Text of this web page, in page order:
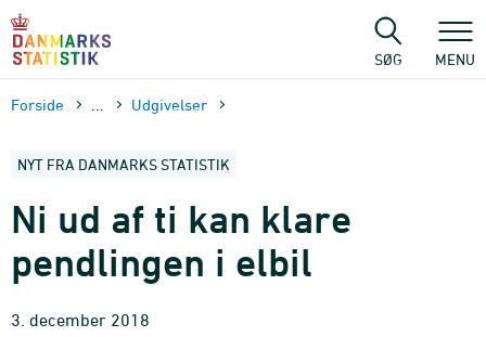
sidens
SØG MENU
Forside Udgivelser
NYT FRA DANMARKS STATISTIK
Ni ud af ti kan klare
pendlingen i elbil
3. december 2018